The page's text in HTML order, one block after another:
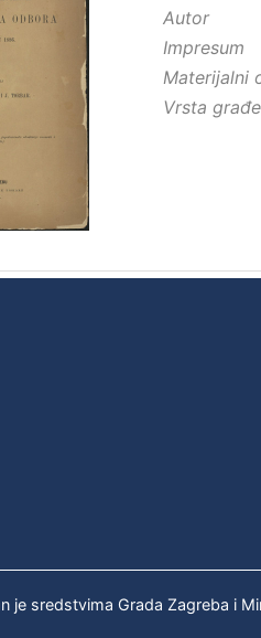
Autor
Impresum
Materijalni
Vrsta građe
je sredstvima Grada Zagreba i